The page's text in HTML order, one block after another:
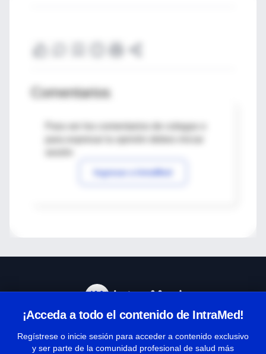
Comentarios
Para ver los comentarios de colegas o
Ingresar a IntraMed
¡Acceda a todo el contenido de IntraMed!
Regístrese o inicie sesión para acceder a contenido exclusivo
y ser parte de la comunidad profesional de salud más